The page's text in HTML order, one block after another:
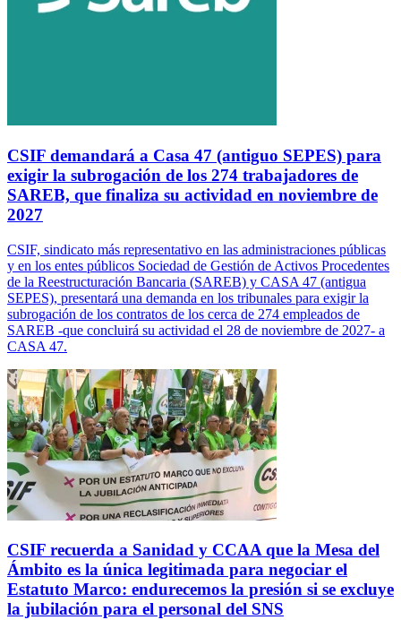
CSIF demandará a Casa 47 (antiguo SEPES) para
exigir la subrogación de los 274 trabajadores de
SAREB, que finaliza su actividad en noviembre de
2027
CSIF, sindicato más representativo en las administraciones públicas
y en los entes públicos Sociedad de Gestión de Activos Procedentes
de la Reestructuración Bancaria (SAREB) y CASA 47 (antigua
SEPES), presentará una demanda en los tribunales para exigir la
subrogación de los contratos de los cerca de 274 empleados de
SAREB -que concluirá su actividad el 28 de noviembre de 2027- a
CASA 47.
CSIF recuerda a Sanidad y CCAA que la Mesa del
Ámbito es la única legitimada para negociar el
Estatuto Marco: endurecemos la presión si se excluye
la jubilación para el personal del SNS